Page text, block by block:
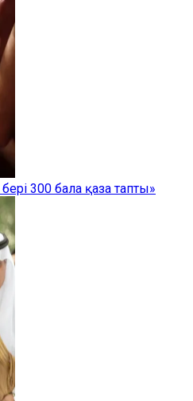
300 бала қаза тапты»